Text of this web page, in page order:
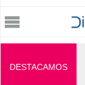
DESTACAMOS